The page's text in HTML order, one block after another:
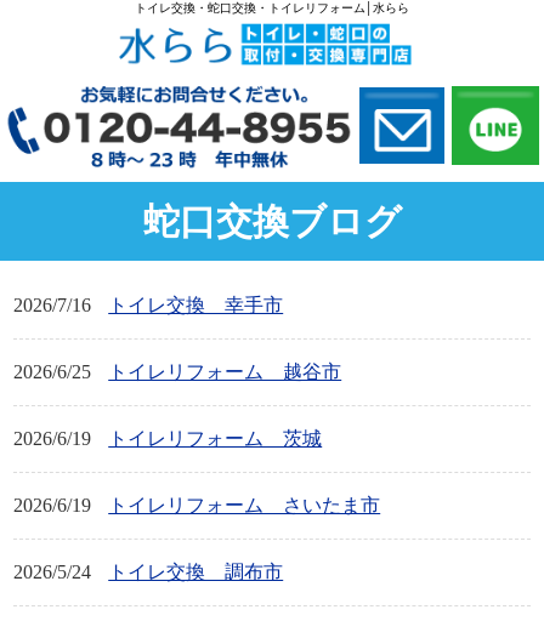
トイレ交換・蛇口交換・トイレリフォーム│水らら
蛇口交換ブログ
2026/7/16 トイレ交換 幸手市
2026/6/25 トイレリフォーム 越谷市
2026/6/19 トイレリフォーム 茨城
2026/6/19 トイレリフォーム さいたま市
2026/5/24 トイレ交換 調布市